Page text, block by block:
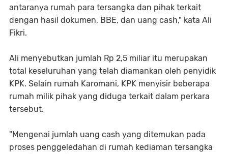
antaranya rumah para tersangka dan pihak terkait
dengan hasil dokumen, BBE, dan uang cash," kata Ali
Fikri.
Ali menyebutkan jumlah Rp 2,5 miliar itu merupakan
total keseluruhan yang telah diamankan oleh penyidik
KPK. Selain rumah Karomani, KPK menyisir beberapa
rumah milik pihak yang diduga terkait dalam perkara
tersebut.
"Mengenai jumlah uang cash yang ditemukan pada
proses penggeledahan di rumah kediaman tersangka